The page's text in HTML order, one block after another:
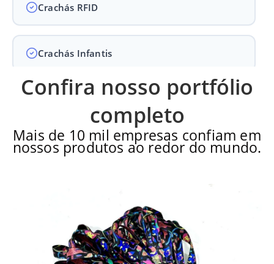
Crachás RFID
Crachás Infantis
Crachás para Empresas
Crachás para Eventos
Últimos Pedidos
Confira nosso portfólio
completo
Mais de 10 mil empresas confiam em
nossos produtos ao redor do mundo.